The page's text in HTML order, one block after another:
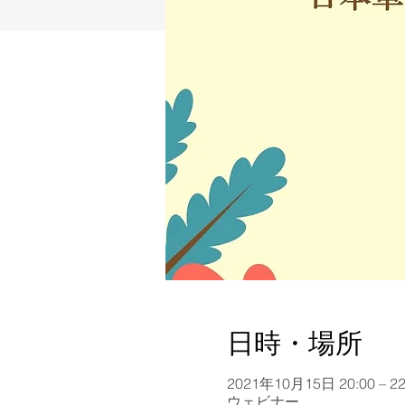
日時・場所
2021年10月15日 20:00 –
ウェビナー